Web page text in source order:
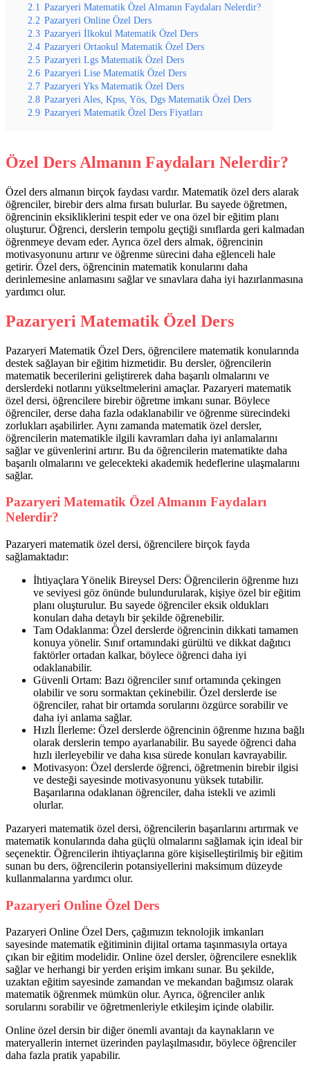
2.1 Pazaryeri Matematik Özel Almanın Faydaları Nelerdir?
2.2 Pazaryeri Online Özel Ders
2.3 Pazaryeri İlkokul Matematik Özel Ders
2.4 Pazaryeri Ortaokul Matematik Özel Ders
2.5 Pazaryeri Lgs Matematik Özel Ders
2.6 Pazaryeri Lise Matematik Özel Ders
2.7 Pazaryeri Yks Matematik Özel Ders
2.8 Pazaryeri Ales, Kpss, Yös, Dgs Matematik Özel Ders
2.9 Pazaryeri Matematik Özel Ders Fiyatları
Özel Ders Almanın Faydaları Nelerdir?
Özel ders almanın birçok faydası vardır. Matematik özel ders alarak
öğrenciler, birebir ders alma fırsatı bulurlar. Bu sayede öğretmen,
öğrencinin eksikliklerini tespit eder ve ona özel bir eğitim planı
oluşturur. Öğrenci, derslerin tempolu geçtiği sınıflarda geri kalmadan
öğrenmeye devam eder. Ayrıca özel ders almak, öğrencinin
motivasyonunu artırır ve öğrenme sürecini daha eğlenceli hale
getirir. Özel ders, öğrencinin matematik konularını daha
derinlemesine anlamasını sağlar ve sınavlara daha iyi hazırlanmasına
yardımcı olur.
Pazaryeri Matematik Özel Ders
Pazaryeri Matematik Özel Ders, öğrencilere matematik konularında
destek sağlayan bir eğitim hizmetidir. Bu dersler, öğrencilerin
matematik becerilerini geliştirerek daha başarılı olmalarını ve
derslerdeki notlarını yükseltmelerini amaçlar. Pazaryeri matematik
özel dersi, öğrencilere birebir öğretme imkanı sunar. Böylece
öğrenciler, derse daha fazla odaklanabilir ve öğrenme sürecindeki
zorlukları aşabilirler. Aynı zamanda matematik özel dersler,
öğrencilerin matematikle ilgili kavramları daha iyi anlamalarını
sağlar ve güvenlerini artırır. Bu da öğrencilerin matematikte daha
başarılı olmalarını ve gelecekteki akademik hedeflerine ulaşmalarını
sağlar.
Pazaryeri Matematik Özel Almanın Faydaları
Nelerdir?
Pazaryeri matematik özel dersi, öğrencilere birçok fayda
sağlamaktadır:
İhtiyaçlara Yönelik Bireysel Ders: Öğrencilerin öğrenme hızı
ve seviyesi göz önünde bulundurularak, kişiye özel bir eğitim
planı oluşturulur. Bu sayede öğrenciler eksik oldukları
konuları daha detaylı bir şekilde öğrenebilir.
Tam Odaklanma: Özel derslerde öğrencinin dikkati tamamen
konuya yönelir. Sınıf ortamındaki gürültü ve dikkat dağıtıcı
faktörler ortadan kalkar, böylece öğrenci daha iyi
odaklanabilir.
Güvenli Ortam: Bazı öğrenciler sınıf ortamında çekingen
olabilir ve soru sormaktan çekinebilir. Özel derslerde ise
öğrenciler, rahat bir ortamda sorularını özgürce sorabilir ve
daha iyi anlama sağlar.
Hızlı İlerleme: Özel derslerde öğrencinin öğrenme hızına bağlı
olarak derslerin tempo ayarlanabilir. Bu sayede öğrenci daha
hızlı ilerleyebilir ve daha kısa sürede konuları kavrayabilir.
Motivasyon: Özel derslerde öğrenci, öğretmenin birebir ilgisi
ve desteği sayesinde motivasyonunu yüksek tutabilir.
Başarılarına odaklanan öğrenciler, daha istekli ve azimli
olurlar.
Pazaryeri matematik özel dersi, öğrencilerin başarılarını artırmak ve
matematik konularında daha güçlü olmalarını sağlamak için ideal bir
seçenektir. Öğrencilerin ihtiyaçlarına göre kişiselleştirilmiş bir eğitim
sunan bu ders, öğrencilerin potansiyellerini maksimum düzeyde
kullanmalarına yardımcı olur.
Pazaryeri Online Özel Ders
Pazaryeri Online Özel Ders, çağımızın teknolojik imkanları
sayesinde matematik eğitiminin dijital ortama taşınmasıyla ortaya
çıkan bir eğitim modelidir. Online özel dersler, öğrencilere esneklik
sağlar ve herhangi bir yerden erişim imkanı sunar. Bu şekilde,
uzaktan eğitim sayesinde zamandan ve mekandan bağımsız olarak
matematik öğrenmek mümkün olur. Ayrıca, öğrenciler anlık
sorularını sorabilir ve öğretmenleriyle etkileşim içinde olabilir.
Online özel dersin bir diğer önemli avantajı da kaynakların ve
materyallerin internet üzerinden paylaşılmasıdır, böylece öğrenciler
daha fazla pratik yapabilir.